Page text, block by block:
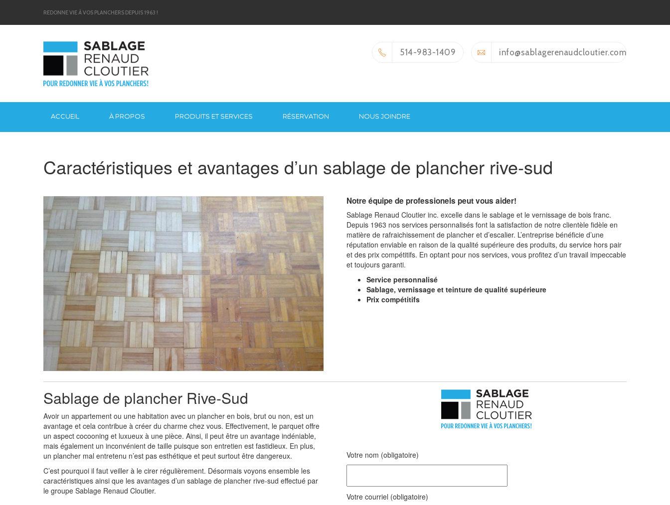
REDONNE VIE À VOS PLANCHERS DEPUIS 1963 !
514-983-1409 info@sablagerenaudcloutier.com
ACCUEIL À PROPOS PRODUITS ET SERVICES RÉSERVATION NOUS JOINDRE
Caractéristiques et avantages d’un sablage de plancher rive-sud
Notre équipe de professionels peut vous aider!
Sablage Renaud Cloutier inc. excelle dans le sablage et le vernissage de bois franc.
Depuis 1963 nos services personnalisés font la satisfaction de notre clientèle fidèle en
matière de rafraichissement de plancher et d’escalier. L’entreprise bénéficie d’une
réputation enviable en raison de la qualité supérieure des produits, du service hors pair
et des prix compétitifs. En optant pour nos services, vous profitez d’un travail impeccable
et toujours garanti.
Service personnalisé
Sablage, vernissage et teinture de qualité supérieure
Prix compétitifs
Sablage de plancher Rive-Sud
Avoir un appartement ou une habitation avec un plancher en bois, brut ou non, est un
avantage et cela contribue à créer du charme chez vous. Effectivement, le parquet offre
un aspect cocooning et luxueux à une pièce. Ainsi, il peut être un avantage indéniable,
mais également un inconvénient de taille puisque son entretien est fastidieux. En plus,
un plancher mal entretenu n’est pas esthétique et peut surtout être dangereux.
C’est pourquoi il faut veiller à le cirer régulièrement. Désormais voyons ensemble les
caractéristiques ainsi que les avantages d’un sablage de plancher rive-sud effectué par
le groupe Sablage Renaud Cloutier.
Votre nom (obligatoire)
Votre courriel (obligatoire)